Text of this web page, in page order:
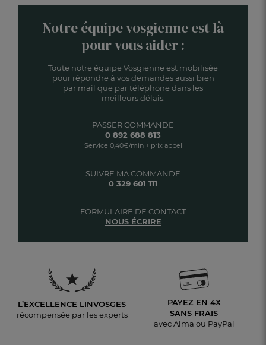
Notre équipe vosgienne est là
pour vous aider :
Toute notre équipe Vosgienne est mobilisée
pour répondre à vos demandes aussi bien
par mail que par téléphone dans les
meilleurs délais.
SUIVRE MA COMMANDE
0 329 601 111
PASSER COMMANDE
0 892 688 813
Service 0,40€/min + prix appel
FORMULAIRE DE CONTACT
NOUS ÉCRIRE
L’EXCELLENCE LINVOSGES
récompensée par les experts
PAYEZ EN 4X
SANS FRAIS
avec Alma ou PayPal